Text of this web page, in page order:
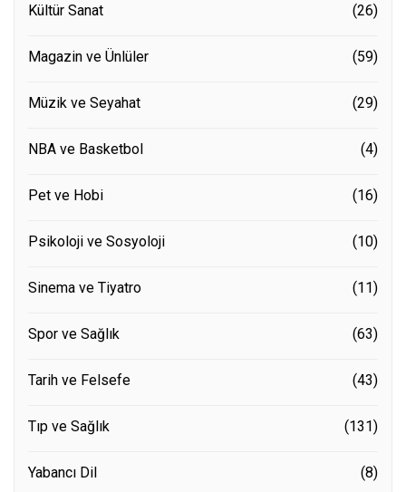
Kültür Sanat (26)
Magazin ve Ünlüler (59)
Müzik ve Seyahat (29)
NBA ve Basketbol (4)
Pet ve Hobi (16)
Psikoloji ve Sosyoloji (10)
Sinema ve Tiyatro (11)
Spor ve Sağlık (63)
Tarih ve Felsefe (43)
Tıp ve Sağlık (131)
Yabancı Dil (8)